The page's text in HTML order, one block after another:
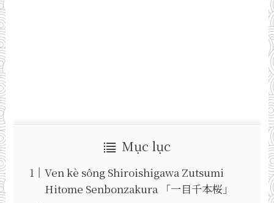
Mục lục
Ven kè sông Shiroishigawa Zutsumi
Hitome Senbonzakura 「一目千本桜」